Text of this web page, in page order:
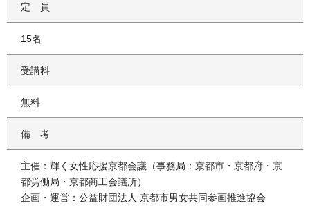
定員
15名
受講料
無料
備考
主催：輝く女性応援京都会議（事務局：京都市・京都府・京
都労働局・京都商工会議所）
企画・運営：公益財団法人 京都市男女共同参画推進協会